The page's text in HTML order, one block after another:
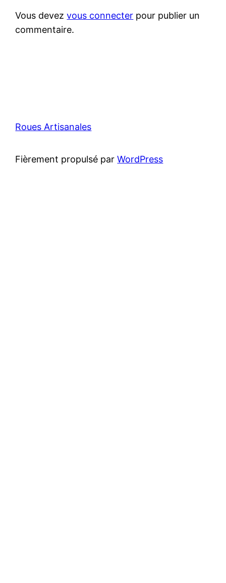
Vous devezvous connecter pour publier un
commentaire.
Roues Artisanales
Fièrement propulsé parWordPress